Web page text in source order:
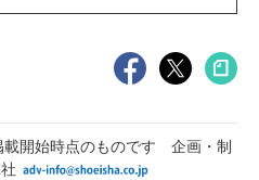
載開始時点のものです 企画・制